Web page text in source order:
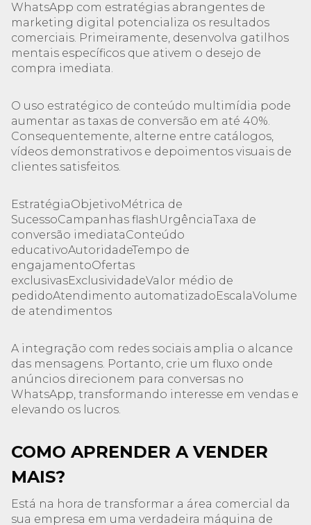
WhatsApp com estratégias abrangentes de
marketing digital potencializa os resultados
comerciais. Primeiramente, desenvolva gatilhos
mentais específicos que ativem o desejo de
compra imediata.
O uso estratégico de conteúdo multimídia pode
aumentar as taxas de conversão em até 40%.
Consequentemente, alterne entre catálogos,
vídeos demonstrativos e depoimentos visuais de
clientes satisfeitos.
EstratégiaObjetivoMétrica de
SucessoCampanhas flashUrgênciaTaxa de
conversão imediataConteúdo
educativoAutoridadeTempo de
engajamentoOfertas
exclusivasExclusividadeValor médio de
pedidoAtendimento automatizadoEscalaVolume
de atendimentos
A integração com redes sociais amplia o alcance
das mensagens. Portanto, crie um fluxo onde
anúncios direcionem para conversas no
WhatsApp, transformando interesse em vendas e
elevando os lucros.
COMO APRENDER A VENDER
MAIS?
Está na hora de transformar a área comercial da
sua empresa em uma verdadeira máquina de